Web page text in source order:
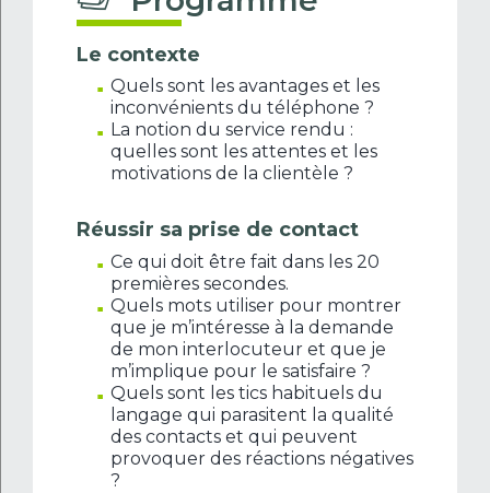
Le contexte
Quels sont les avantages et les
inconvénients du téléphone ?
La notion du service rendu :
quelles sont les attentes et les
motivations de la clientèle ?
Réussir sa prise de contact
Ce qui doit être fait dans les 20
premières secondes.
Quels mots utiliser pour montrer
que je m’intéresse à la demande
de mon interlocuteur et que je
m’implique pour le satisfaire ?
Quels sont les tics habituels du
langage qui parasitent la qualité
des contacts et qui peuvent
provoquer des réactions négatives
?